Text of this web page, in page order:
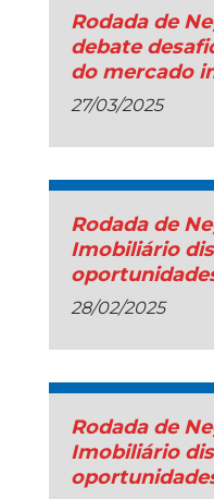
Rodada de
debate
do mercado
27/03/2025
Rodada de
Imobiliário
28/02/2025
Rodada de
Imobiliário